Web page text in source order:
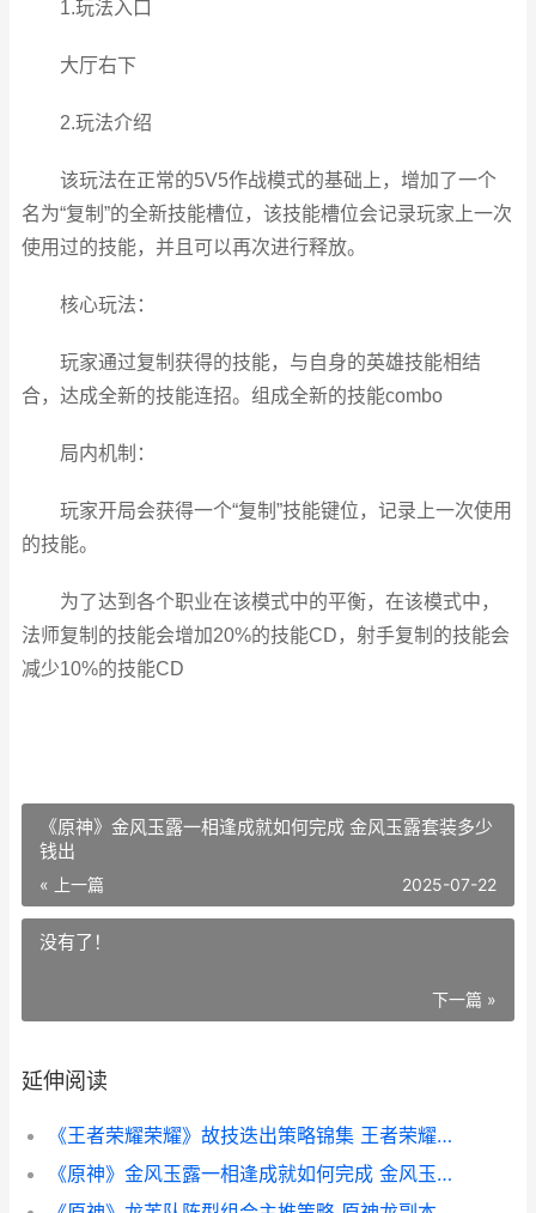
1.玩法入口
大厅右下
2.玩法介绍
该玩法在正常的5V5作战模式的基础上，增加了一个
名为“复制”的全新技能槽位，该技能槽位会记录玩家上一次
使用过的技能，并且可以再次进行释放。
核心玩法：
玩家通过复制获得的技能，与自身的英雄技能相结
合，达成全新的技能连招。组成全新的技能combo
局内机制：
玩家开局会获得一个“复制”技能键位，记录上一次使用
的技能。
为了达到各个职业在该模式中的平衡，在该模式中，
法师复制的技能会增加20%的技能CD，射手复制的技能会
减少10%的技能CD
《原神》金风玉露一相逢成就如何完成 金风玉露套装多少
钱出
« 上一篇 2025-07-22
没有了！
下一篇 »
延伸阅读
《王者荣耀荣耀》故技迭出策略锦集 王者荣耀荣耀典藏皮肤排名
《原神》金风玉露一相逢成就如何完成 金风玉露套装多少钱出